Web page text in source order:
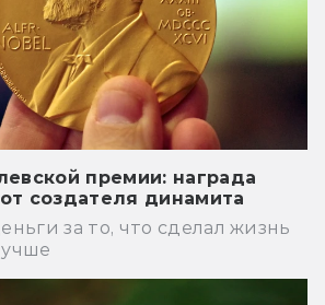
премии: награда
создателя динамита
за то, что сделал жизнь